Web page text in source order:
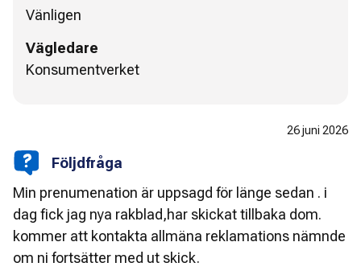
Vänligen
Vägledare
Konsumentverket
Följdfråga
26 juni 2026
Min prenumenation är uppsagd för länge sedan . i
dag fick jag nya rakblad,har skickat tillbaka dom.
kommer att kontakta allmäna reklamations nämnde
om ni fortsätter med ut skick.